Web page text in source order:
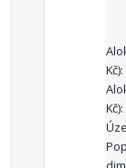
Kč):
Kč):